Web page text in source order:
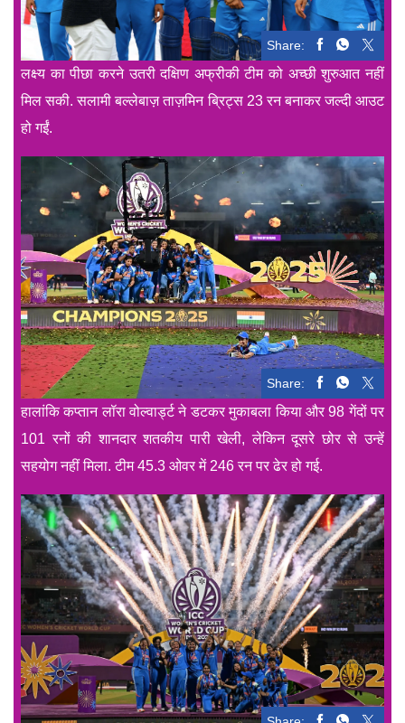
Share:
लक्ष्य का पीछा करने उतरी दक्षिण अफ्रीकी टीम को अच्छी शुरुआत नहीं
मिल सकी. सलामी बल्लेबाज़ ताज़मिन ब्रिट्स 23 रन बनाकर जल्दी आउट
हो गईं.
Share:
हालांकि कप्तान लॉरा वोल्वार्ड्ट ने डटकर मुकाबला किया और 98 गेंदों पर
101 रनों की शानदार शतकीय पारी खेली, लेकिन दूसरे छोर से उन्हें
सहयोग नहीं मिला. टीम 45.3 ओवर में 246 रन पर ढेर हो गई.